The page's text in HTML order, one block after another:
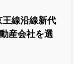
線沿線新代
産会社を選